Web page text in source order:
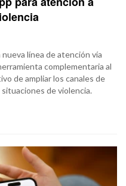
línea de atención vía
complementaria al
de ampliar los canales de
de violencia.